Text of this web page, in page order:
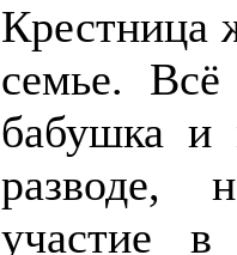
Крестница
семье.
бабушка и
разводе,
участие